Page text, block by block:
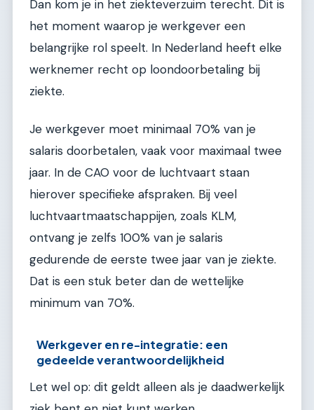
Dan kom je in het ziekteverzuim terecht. Dit is
het moment waarop je werkgever een
belangrijke rol speelt. In Nederland heeft elke
werknemer recht op loondoorbetaling bij
ziekte.
Je werkgever moet minimaal 70% van je
salaris doorbetalen, vaak voor maximaal twee
jaar. In de CAO voor de luchtvaart staan
hierover specifieke afspraken. Bij veel
luchtvaartmaatschappijen, zoals KLM,
ontvang je zelfs 100% van je salaris
gedurende de eerste twee jaar van je ziekte.
Dat is een stuk beter dan de wettelijke
minimum van 70%.
Werkgever en re-integratie: een
gedeelde verantwoordelijkheid
Let wel op: dit geldt alleen als je daadwerkelijk